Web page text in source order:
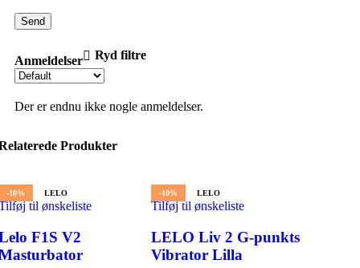
Anmeldelser Ryd filtre
Der er endnu ikke nogle anmeldelser.
Produkter
-10% LELO
til ønskeliste
F1S V2
-10% LELO
Tilføj til ønskeliste
LELO Liv 2 G-punkts
Vibrator Lilla